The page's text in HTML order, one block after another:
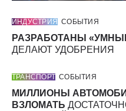
ИНДУСТРИЯ СОБЫТИЯ
РАЗРАБОТАНЫ
ДЕЛАЮТ УДОБРЕНИЯ
ТРАНСПОРТ СОБЫТИЯ
МИЛЛИОНЫ
ВЗЛОМАТЬ